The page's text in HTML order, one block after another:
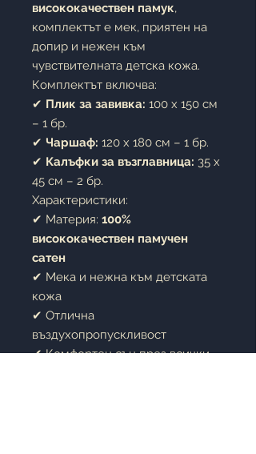
висококачествен памук,
комплектът е мек, приятен на
допир и нежен към
чувствителната детска кожа.
Комплектът включва:
✔ Плик за завивка: 100 x 150 см
– 1 бр.
✔ Чаршаф: 120 x 180 см – 1 бр.
✔ Калъфки за възглавница: 35 x
45 см – 2 бр.
Характеристики:
✔ Материя: 100%
висококачествен памучен
сатен
✔ Мека и нежна към детската
кожа
✔ Отлична
въздухопропускливост
✔ Комфортен сън през всички